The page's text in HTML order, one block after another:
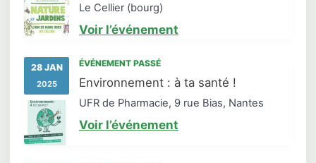
Le Cellier (bourg)
Voir l’événement
28 JAN
2025
ÉVÉNEMENT PASSÉ
Environnement : à ta santé !
UFR de Pharmacie, 9 rue Bias, Nantes
Voir l’événement